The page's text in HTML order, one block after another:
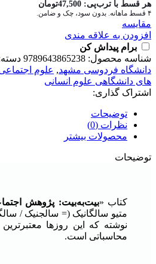
هر قسط با ترب‌پی: 47,500تومان
۴ قسط ماهانه. بدون سود، چک و ضامن.
مقايسه
افزودن به علاقه مندی
برام پیداش کن
شناسه محصول: 9789643865238
دانشگاه فردوسی مشهد, علوم
های دانشگاهی علوم انسانی
اشتراک گذاری:
توضیحات
نظرات (0)
محصولات بیشتر
توضیحات
کتاب «بیت‌به‌بیت: پژوهش
متیو سالگانیک (= سالجنیک /
نوشته که این روزها
محاسباتی است.